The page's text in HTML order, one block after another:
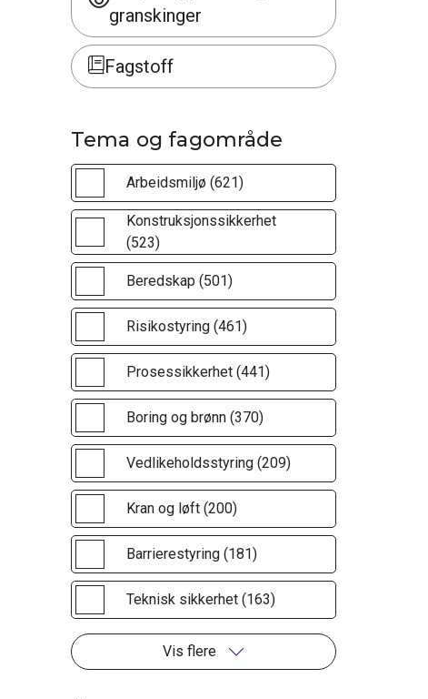
granskinger
Fagstoff
Tema og fagområde
Arbeidsmiljø (621)
Konstruksjonssikkerhet
(523)
Beredskap (501)
Risikostyring (461)
Prosessikkerhet (441)
Boring og brønn (370)
Vedlikeholdsstyring (209)
Kran og løft (200)
Barrierestyring (181)
Teknisk sikkerhet (163)
Vis flere